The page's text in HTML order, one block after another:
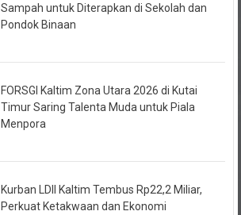
Pondok Binaan
Timur Saring Talenta Muda untuk Piala
Menpora
Perkuat Ketakwaan dan Ekonomi
Kerakyatan